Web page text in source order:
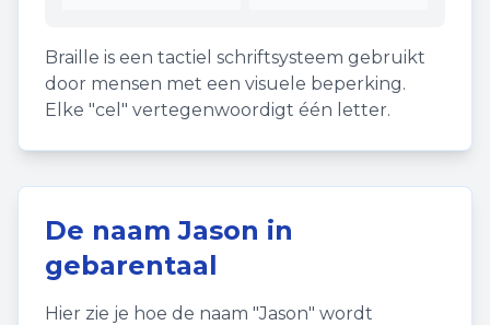
Braille is een tactiel schriftsysteem gebruikt
door mensen met een visuele beperking.
Elke "cel" vertegenwoordigt één letter.
De naamJason in
gebarentaal
Hier zie je hoe de naam "Jason" wordt